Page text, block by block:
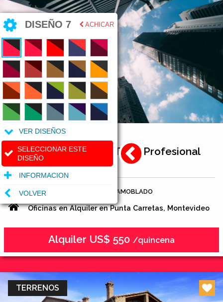
DISEÑO 7 ACHICAR
VER DISEÑOS
SELECCIONAR ESTE
DISEÑO
INFORMACION
VOLVER
COD. 36254
Oficina en Alquiler en Torre Profesional
"La Torre"
2 BAÑOS 90 AMOBLADO
Oficinas en Alquiler en Punta Carretas, Montevideo
Alquiler US$ 550 /quincena
TERRENOS